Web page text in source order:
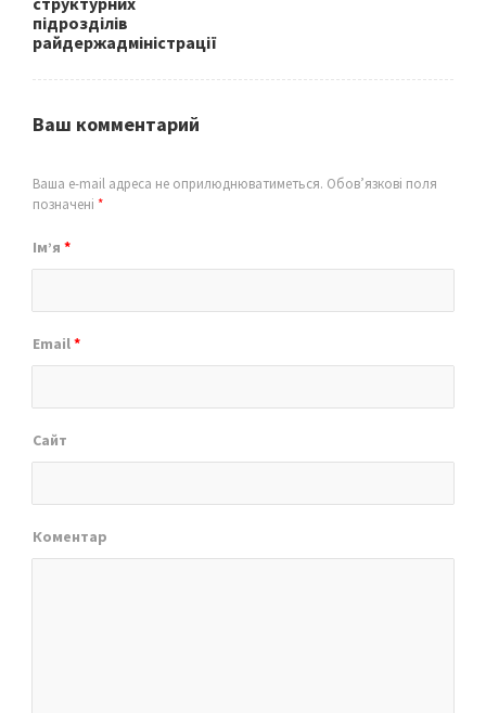
підрозділів
райдержадміністрації
Ваш комментарий
Ваша e-mail адреса не оприлюднюватиметься. Обов’язкові поля
позначені *
Ім’я *
Email*
Сайт
Коментар